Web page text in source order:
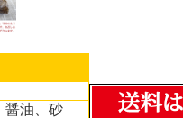
醤油、砂